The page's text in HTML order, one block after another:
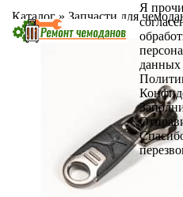
Я
данных
Каталог» Запчасти для
никель встречные